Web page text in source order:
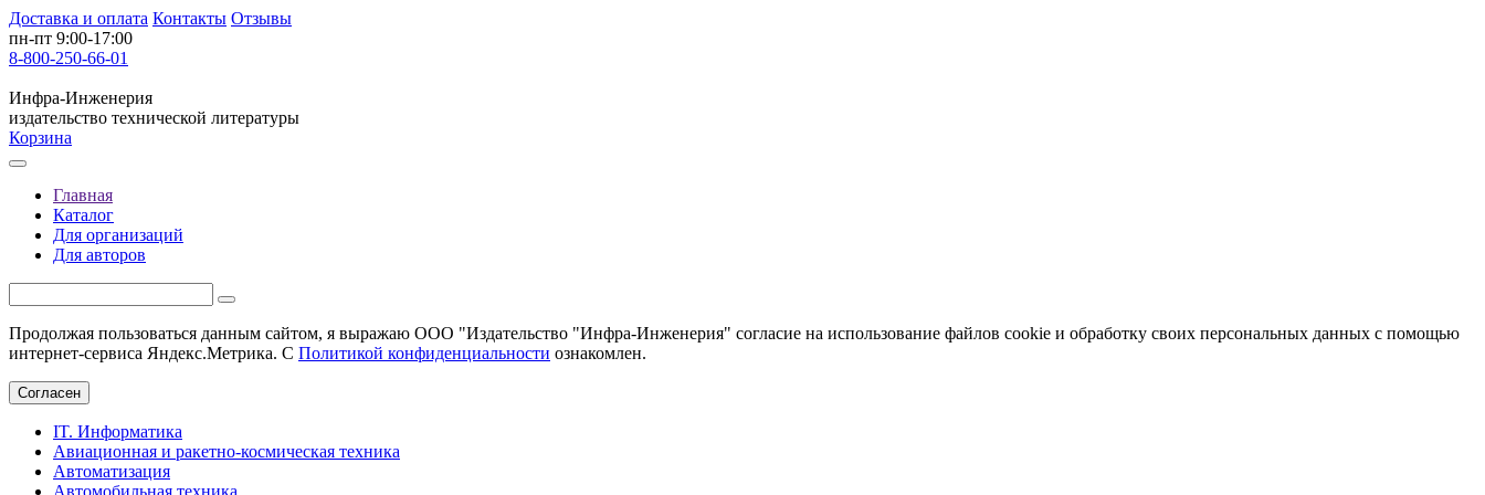
Доставка и оплата Контакты Отзывы
пн-пт 9:00-17:00
8-800-250-66-01
Инфра-Инженерия
издательство технической литературы
Корзина
Главная
Каталог
Для организаций
Для авторов
Продолжая пользоваться данным сайтом, я выражаю ООО "Издательство "Инфра-Инженерия" согласие на использование файлов cookie и обработку своих персональных данных с помощью
интернет-сервиса Яндекс.Метрика. С Политикой конфиденциальности ознакомлен.
Согласен
IT. Информатика
Авиационная и ракетно-космическая техника
Автоматизация
Автомобильная техника